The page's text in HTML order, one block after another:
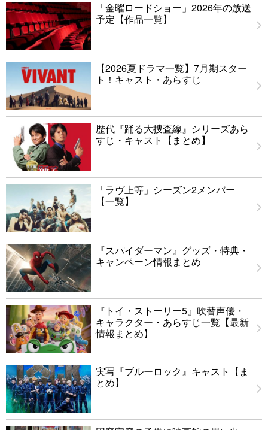
「金曜ロードショー」2026年の放送
予定【作品一覧】
【2026夏ドラマ一覧】7月期スター
ト！キャスト・あらすじ
歴代『踊る大捜査線』シリーズあら
すじ・キャスト【まとめ】
「ラヴ上等」シーズン2メンバー
【一覧】
『スパイダーマン』グッズ・特典・
キャンペーン情報まとめ
『トイ・ストーリー5』吹替声優・
キャラクター・あらすじ一覧【最新
情報まとめ】
実写『ブルーロック』キャスト【ま
とめ】